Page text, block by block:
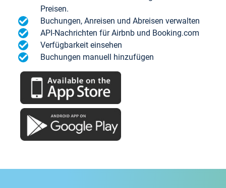
Preisen.
Buchungen, Anreisen und Abreisen verwalten
API-Nachrichten für Airbnb und Booking.com
Verfügbarkeit einsehen
Buchungen manuell hinzufügen